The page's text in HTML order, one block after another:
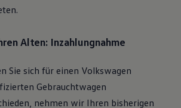
Alten: Inzahlungnahme
Sie sich für einen Volkswagen
Gebrauchtwagen
nehmen wir Ihren bisherigen